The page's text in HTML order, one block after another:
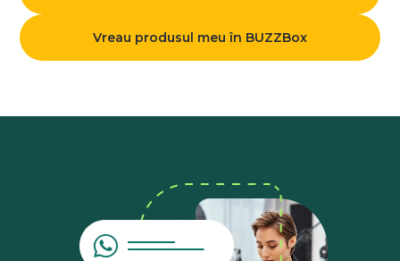
Vreau produsul meu în BUZZBox